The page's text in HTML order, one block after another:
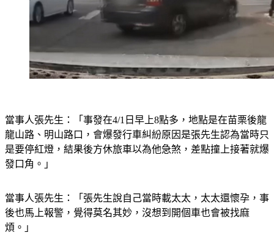
當事人張先生：「事發在4/1日早上8點多，地點是在苗栗後龍
龍山路、明山路口，會爆發行車糾紛原因是張先生認為當時只
是要停紅燈，結果後方休旅車以為他急煞，差點撞上接著就爆
發口角。」
當事人張先生：「張先生說自己當時載太太，太太還懷孕，事
後也馬上報警，覺得莫名其妙，沒想到開個車也會被找麻
煩。」